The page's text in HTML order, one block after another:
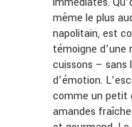
même le plus
napolitain, est
témoigne d’une
cuissons – sans
d’émotion.
comme un petit
amandes